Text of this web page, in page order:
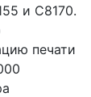
и C8170.
печати